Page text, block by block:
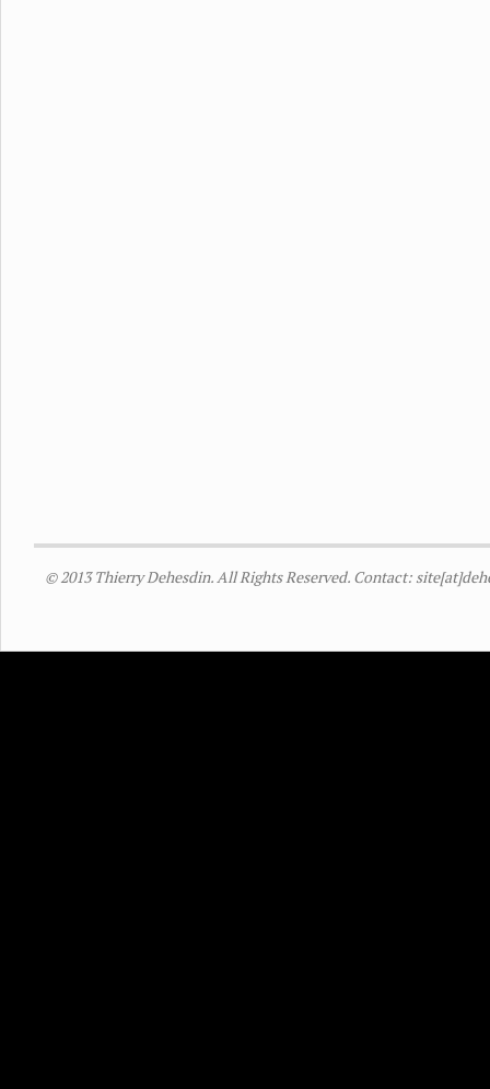
© 2013 Thierry Dehesdin. All Rights Reserved. Contact: